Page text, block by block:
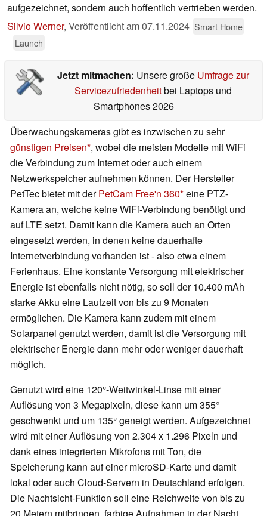
aufgezeichnet, sondern auch hoffentlich vertrieben werden.
Silvio Werner, Veröffentlicht am07.11.2024 Smart Home
Launch
Jetzt mitmachen: Unsere große Umfrage zur
Servicezufriedenheitbei Laptops und
Smartphones 2026
Überwachungskameras gibt es inzwischen zu sehr
günstigen Preisen , wobei die meisten Modelle mit WiFi
die Verbindung zum Internet oder auch einem
Netzwerkspeicher aufnehmen können. Der Hersteller
PetTec bietet mit derPetCam Free'n 360 eine PTZ-
Kamera an, welche keine WiFi-Verbindung benötigt und
auf LTE setzt. Damit kann die Kamera auch an Orten
eingesetzt werden, in denen keine dauerhafte
Internetverbindung vorhanden ist - also etwa einem
Ferienhaus. Eine konstante Versorgung mit elektrischer
Energie ist ebenfalls nicht nötig, so soll der 10.400 mAh
starke Akku eine Laufzeit von bis zu 9 Monaten
ermöglichen. Die Kamera kann zudem mit einem
Solarpanel genutzt werden, damit ist die Versorgung mit
elektrischer Energie dann mehr oder weniger dauerhaft
möglich.
Genutzt wird eine 120°-Weitwinkel-Linse mit einer
Auflösung von 3 Megapixeln, diese kann um 355°
geschwenkt und um 135° geneigt werden. Aufgezeichnet
wird mit einer Auflösung von 2.304 x 1.296 Pixeln und
dank eines integrierten Mikrofons mit Ton, die
Speicherung kann auf einer microSD-Karte und damit
lokal oder auch Cloud-Servern in Deutschland erfolgen.
Die Nachtsicht-Funktion soll eine Reichweite von bis zu